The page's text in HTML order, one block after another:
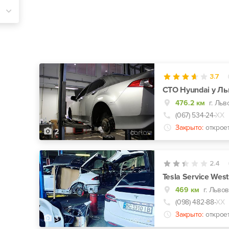
2
3.7
СТО Hyundai у
476.2 км г.
(067) 534-24-ХХ
Закрыто:
3
2.4
Tesla Service West
469 км г.
(098) 482-88-ХХ
Закрыто: